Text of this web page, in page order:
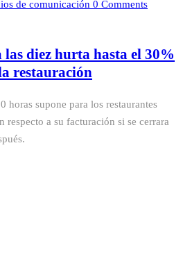
de comunicación 0 Comments
las diez hurta hasta el 30%
restauración
horas supone para los restaurantes
respecto a su facturación si se cerrara